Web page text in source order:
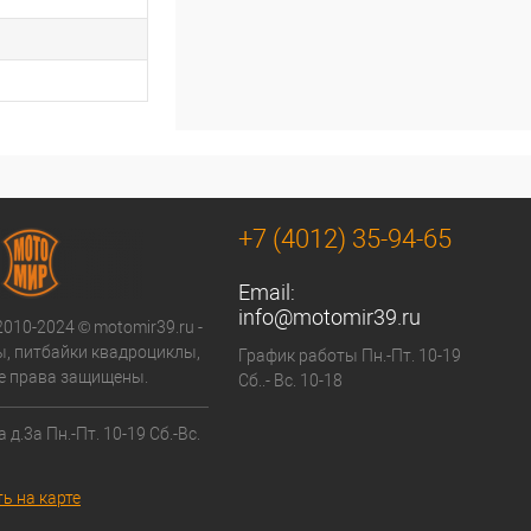
2024 © motomir39.ru -
питбайки квадроциклы,
права защищены.
д.3а Пн.-Пт. 10-19 Сб.-Вс.
на карте
+7 (4012) 35-94-65
Email:
info@motomir39.ru
График работы Пн.-Пт. 10-19
Сб..- Вс. 10-18